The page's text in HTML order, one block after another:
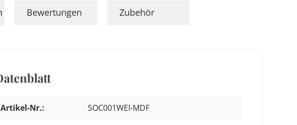
Bewertungen Zubehör
Artikel-Nr.: SOC001WEI-MDF